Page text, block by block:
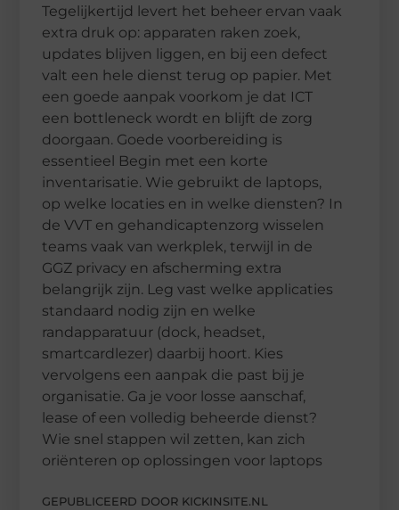
Tegelijkertijd levert het beheer ervan vaak
extra druk op: apparaten raken zoek,
updates blijven liggen, en bij een defect
valt een hele dienst terug op papier. Met
een goede aanpak voorkom je dat ICT
een bottleneck wordt en blijft de zorg
doorgaan. Goede voorbereiding is
essentieel Begin met een korte
inventarisatie. Wie gebruikt de laptops,
op welke locaties en in welke diensten? In
de VVT en gehandicaptenzorg wisselen
teams vaak van werkplek, terwijl in de
GGZ privacy en afscherming extra
belangrijk zijn. Leg vast welke applicaties
standaard nodig zijn en welke
randapparatuur (dock, headset,
smartcardlezer) daarbij hoort. Kies
vervolgens een aanpak die past bij je
organisatie. Ga je voor losse aanschaf,
lease of een volledig beheerde dienst?
Wie snel stappen wil zetten, kan zich
oriënteren op oplossingen voor laptops
GEPUBLICEERD DOOR KICKINSITE.NL